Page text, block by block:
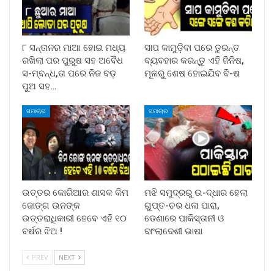
୮ ସନ୍ତାନର ମାଆ ହୋଇ ମଧ୍ୟ
ରଖିଲା ପର ପୁରୁଷ ସହ ଅବୈଧ
ସ-ମ୍ବନ୍ଧ,ତା ପରେ ନିଜ ବଡ଼
ପୁଅ ସହ…
ସାପ କାମୁଡ଼ିବା ପରେ ତୁରନ୍ତ
ବ୍ୟବହାର କରନ୍ତୁ ଏହି ଜିନିଷ,
ମୂଳରୁ ଶେଷ ହୋଇଯିବ ବି-ଷ
ସମାଚାର
ଉତ୍ତର କୋରିଆର ଶାସକ କିମ
ଜୋଙ୍ଗ ଉନଙ୍କ
ଉତ୍ତରାଧିକାରୀ ହେବେ ଏହି ୧୦
ବର୍ଷର ଝିଅ !
ସମାଚାର
ମଝି ସମୁଦ୍ରରୁ ଉ-ଦ୍ଧାର ହେଲା
ଗୁପ୍ତ-ଚର ଧଳା ପାରା,
ଡେଣାରେ ପାକିସ୍ତାନୀ ଓ
ବାଂଲାଦେଶୀ ଭାଷା
PREV NEXT